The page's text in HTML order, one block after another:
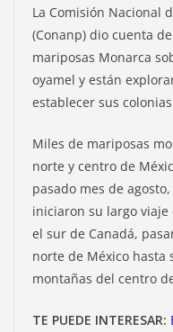
La Comisión Nacional
(Conanp) dio cuenta
mariposas Monarca
oyamel y están
establecer sus
Miles de mariposas
norte y centro de
pasado mes de
iniciaron su largo
el sur de Canadá,
norte de México hasta
montañas del centro
TE PUEDE INTERESAR: